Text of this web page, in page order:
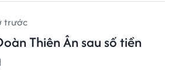
trước
Thiên Ân sau số tiền